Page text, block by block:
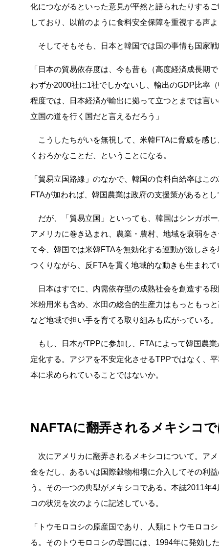
化につながるといった意見が平然と語られたりする
しており、以前のように食料安全保障を重視する声
そしてそもそも、日本と韓国では国の事情も国家
「日本の貿易依存度は、今も昔も（高度経済成長期
わずか2000社に1社でしかないし、輸出のGDP比率
程度では、日本経済が輸出に拠って立つとまでは言
立国の道を行く国だと言えるだろう」
こうしたちがいを無視して、米韓FTAに脅威を感
くおろかなことだ、ということになる。
「貿易立国路線」のなかで、韓国の食料自給率はこ
FTAが加われば、韓国農業は政府の支援策があると
だが、「貿易立国」といっても、韓国はシンガポ
アメリカに巻き込まれ、農業・農村、地域を衰弱を
て今、韓国では米韓FTAを無効化する運動が激しさ
つくりながら、反FTAを貫く地域的な動きも生まれ
日本はすでに、内需依存型の成熟社会を創造する
米粉用米も含め、水田の総合的生産力はもっともっ
など地域で担い手を育てる取り組みも広がっている
もし、日本がTPPに参加し、FTAによって韓国農
定化する。アジアを不安定化させるTPPではなく、
本に求められていることではないか。
NAFTAに翻弄されるメキシコ
次にアメリカに翻弄されるメキシコについて。ア
金をだし、あるいは国際穀物相場に介入してその利
う。その一つの典型がメキシコである。本誌2011年4
コの状況を次のように記述している。
「トウモロコシの原産国であり、人類にトウモロコ
る。そのトウモロコシの母国には、1994年に発効し